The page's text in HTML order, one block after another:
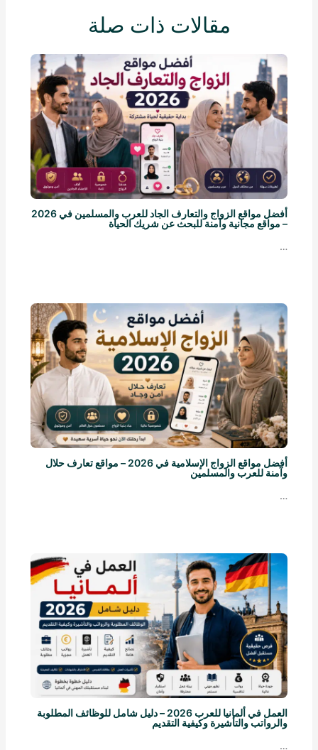
مقالات ذات صلة
أفضل مواقع الزواج والتعارف الجاد للعرب والمسلمين في 2026
– مواقع مجانية وآمنة للبحث عن شريك الحياة
…
أفضل مواقع الزواج الإسلامية في 2026 – مواقع تعارف حلال
وآمنة للعرب والمسلمين
…
العمل في ألمانيا للعرب 2026 – دليل شامل للوظائف المطلوبة
والرواتب والتأشيرة وكيفية التقديم
…